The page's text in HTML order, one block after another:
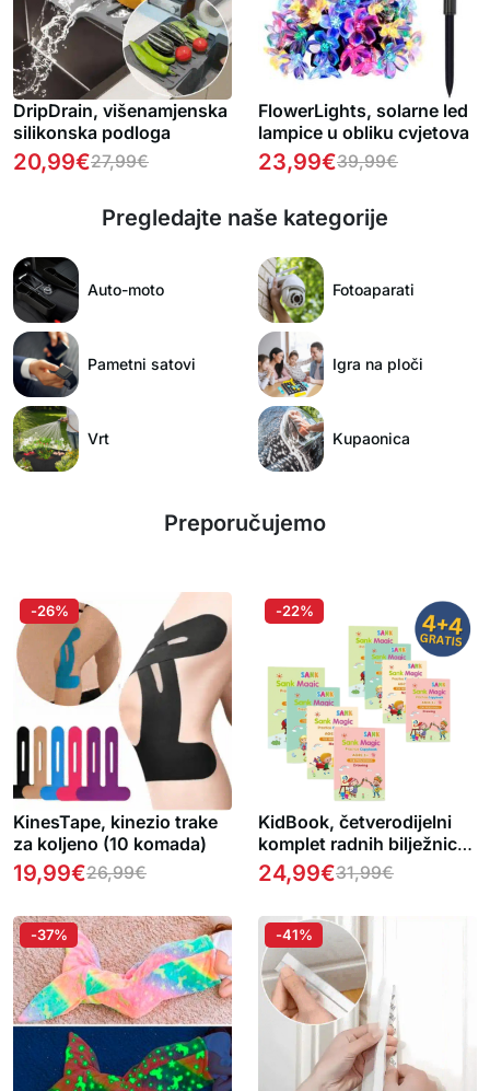
DripDrain, višenamjenska
silikonska podloga
20,99€27,99€
FlowerLights, solarne led
lampice u obliku cvjetova
23,99€39,99€
Pregledajte naše kategorije
Auto-moto Fotoaparati
Pametni satovi Igra na ploči
Vrt Kupaonica
Preporučujemo
KinesTape, kinezio trake
za koljeno (10 komada)
19,99€26,99€
-26%
KidBook, četverodijelni
komplet radnih bilježnica
za pisanje i crtanje s
čarobnom olovkom koja
GRATIS )
24,99€31,99€
-22%
-37% -41%